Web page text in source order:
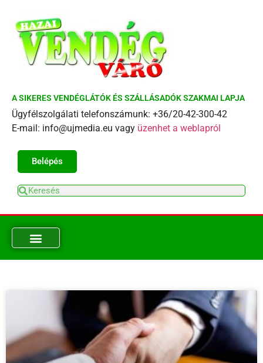
A SIKERES VENDÉGLÁTÓK ÉS SZÁLLÁSADÓK SZAKMAI LAPJA
Ügyfélszolgálati telefonszámunk: +36/20-42-300-42
E-mail: info@ujmedia.eu vagy üzenhet a weblapról
Belépés